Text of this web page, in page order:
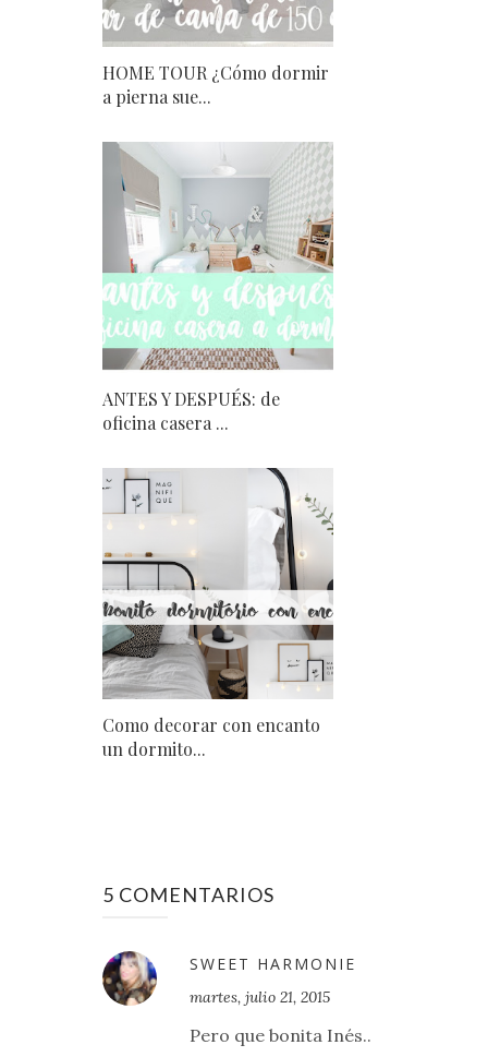
HOME TOUR ¿Cómo dormir
a pierna sue...
ANTES Y DESPUÉS: de
oficina casera ...
Como decorar con encanto
un dormito...
5 COMENTARIOS
SWEET HARMONIE
martes, julio 21, 2015
Pero que bonita Inés..